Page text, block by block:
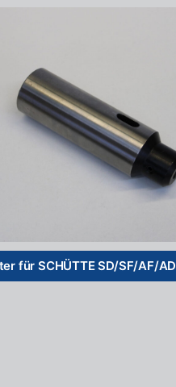
für SCHÜTTE SD/SF/AF/AD